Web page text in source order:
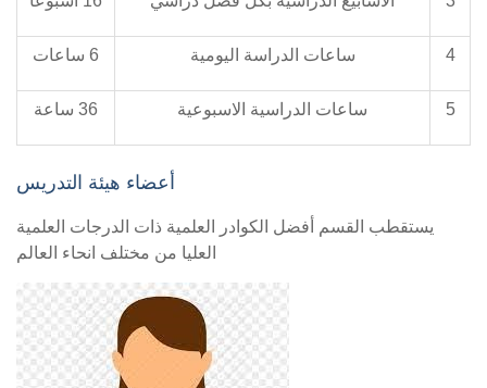
4 ساعات الدراسة اليومية 6 ساعات
5 ساعات الدراسية الاسبوعية 36 ساعة
أعضاء هيئة التدريس
يستقطب القسم أفضل الكوادر العلمية ذات الدرجات العلمية
العليا من مختلف انحاء العالم